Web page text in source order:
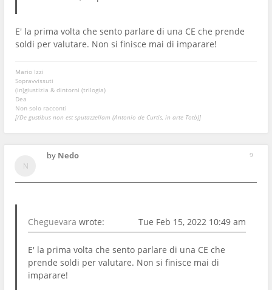
E' la prima volta che sento parlare di una CE che prende
soldi per valutare. Non si finisce mai di imparare!
Mario Izzi
Sopravvissuti
(in)giustizia & dintorni (trilogia)
Dea
Non solo racconti
[/De gustibus non est sputazzellam (Antonio de Curtis, in arte Totò)]
9
by Nedo
Cheguevara wrote: Tue Feb 15, 2022 10:49 am
E' la prima volta che sento parlare di una CE che
prende soldi per valutare. Non si finisce mai di
imparare!